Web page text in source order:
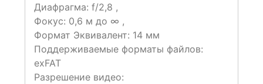
Диафрагма: f/2,8 ,
Фокус: 0,6 м до ∞ ,
Формат Эквивалент: 14 мм
Поддерживаемые форматы файлов:
exFAT
Разрешение видео: